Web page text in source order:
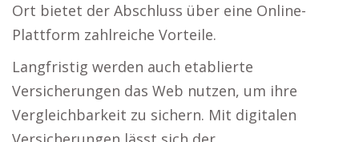
Ort bietet der Abschluss über eine Online-
Plattform zahlreiche Vorteile.
Langfristig werden auch etablierte
Versicherungen das Web nutzen, um ihre
Vergleichbarkeit zu sichern. Mit digitalen